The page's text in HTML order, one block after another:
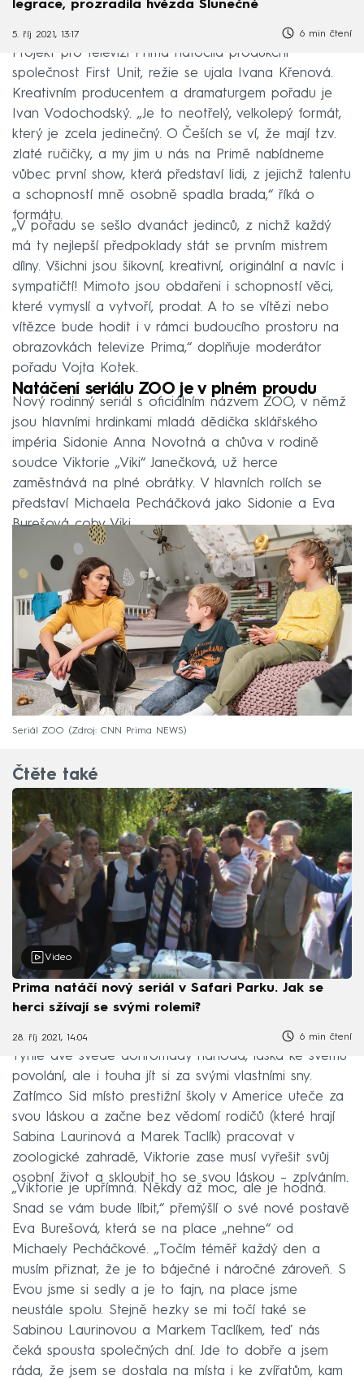
legrace, prozradila hvězda Slunečné
5. říj 2021, 13:17 6 min čtení
Projekt pro televizi Prima natočila produkční
společnost First Unit, režie se ujala Ivana Křenová.
Kreativním producentem a dramaturgem pořadu je
Ivan Vodochodský. „Je to neotřelý, velkolepý formát,
který je zcela jedinečný. O Češích se ví, že mají tzv.
zlaté ručičky, a my jim u nás na Primě nabídneme
vůbec první show, která představí lidi, z jejichž talentu
a schopností mně osobně spadla brada,“ říká o
formátu.
„V pořadu se sešlo dvanáct jedinců, z nichž každý
má ty nejlepší předpoklady stát se prvním mistrem
dílny. Všichni jsou šikovní, kreativní, originální a navíc i
sympatičtí! Mimoto jsou obdařeni i schopností věci,
které vymyslí a vytvoří, prodat. A to se vítězi nebo
vítězce bude hodit i v rámci budoucího prostoru na
obrazovkách televize Prima,“ doplňuje moderátor
pořadu Vojta Kotek.
Natáčení seriálu ZOO je v plném proudu
Nový rodinný seriál s oficiálním názvem ZOO, v němž
jsou hlavními hrdinkami mladá dědička sklářského
impéria Sidonie Anna Novotná a chůva v rodině
soudce Viktorie „Viki“ Janečková, už herce
zaměstnává na plné obrátky. V hlavních rolích se
představí Michaela Pecháčková jako Sidonie a Eva
Burešová coby Viki.
Seriál ZOO Zdroj: CNN Prima NEWS
Čtěte také
Video
Prima natáčí nový seriál v Safari Parku. Jak se
herci sžívají se svými rolemi?
28. říj 2021, 14:04 6 min čtení
Tyhle dvě svede dohromady náhoda, láska ke svému
povolání, ale i touha jít si za svými vlastními sny.
Zatímco Sid místo prestižní školy v Americe uteče za
svou láskou a začne bez vědomí rodičů (které hrají
Sabina Laurinová a Marek Taclík) pracovat v
zoologické zahradě, Viktorie zase musí vyřešit svůj
osobní život a skloubit ho se svou láskou – zpíváním.
„Viktorie je upřímná. Někdy až moc, ale je hodná.
Snad se vám bude líbit,“ přemýšlí o své nové postavě
Eva Burešová, která se na place „nehne“ od
Michaely Pecháčkové. „Točím téměř každý den a
musím přiznat, že je to báječné i náročné zároveň. S
Evou jsme si sedly a je to fajn, na place jsme
neustále spolu. Stejně hezky se mi točí také se
Sabinou Laurinovou a Markem Taclíkem, teď nás
čeká spousta společných dní. Jde to dobře a jsem
ráda, že jsem se dostala na místa i ke zvířatům, kam